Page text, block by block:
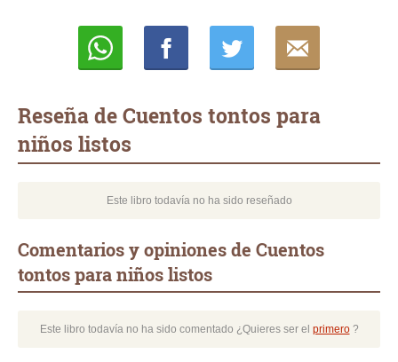
Reseña de Cuentos tontos para
niños listos
Este libro todavía no ha sido reseñado
Comentarios y opiniones de Cuentos
tontos para niños listos
Este libro todavía no ha sido comentado ¿Quieres ser el primero?